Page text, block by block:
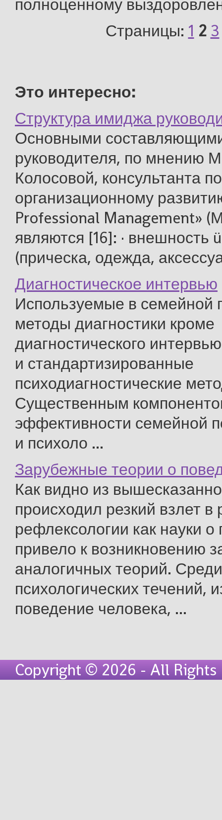
полноценному
Страницы: 1 2 3
Это интересно:
Структура имиджа
Основными
руководителя, по мнению
Колосовой, консультанта по
организационному
Professional Management»
являются [16]: · внешность
(прическа, одежда,
Диагностическое интервью
Используемые в семейной
методы диагностики кроме
диагностического
и стандартизированные
психодиагностические
Существенным
эффективности семейной
и психоло ...
Зарубежные теории о
Как видно из
происходил резкий взлет в
рефлексологии как науки
привело к возникновению
аналогичных теорий.
психологических течений,
поведение человека, ...
Copyright © 2026 - All Rights